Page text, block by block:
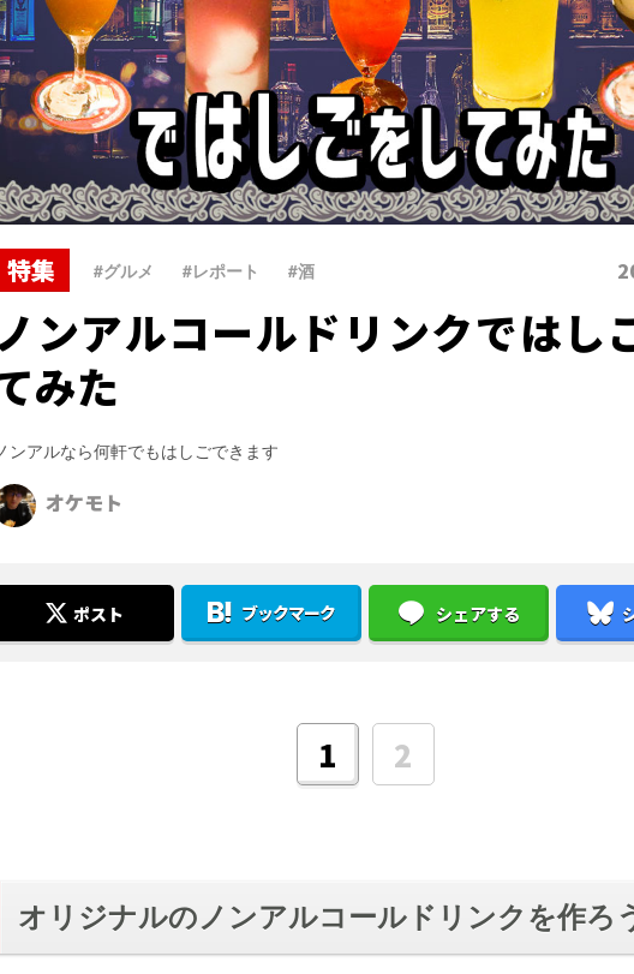
特集 #グルメ #レポート #酒
ンアルコールドリンクではし
みた
ンアルなら何軒でもはしごできます
オケモト
ポスト ブックマーク シェアする
1 2
オリジナルのノンアルコールドリンクを作ろ